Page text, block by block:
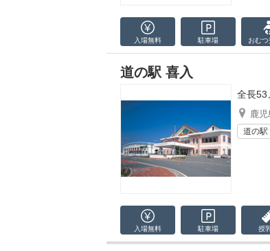
入場無料 駐車場 おむつ
道の駅 喜入
全長53
鹿
道の駅
入場無料 駐車場 授